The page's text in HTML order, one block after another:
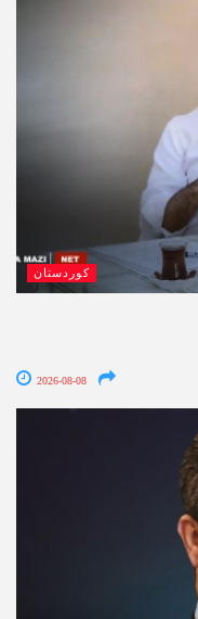
کوردستان
2026-08-08